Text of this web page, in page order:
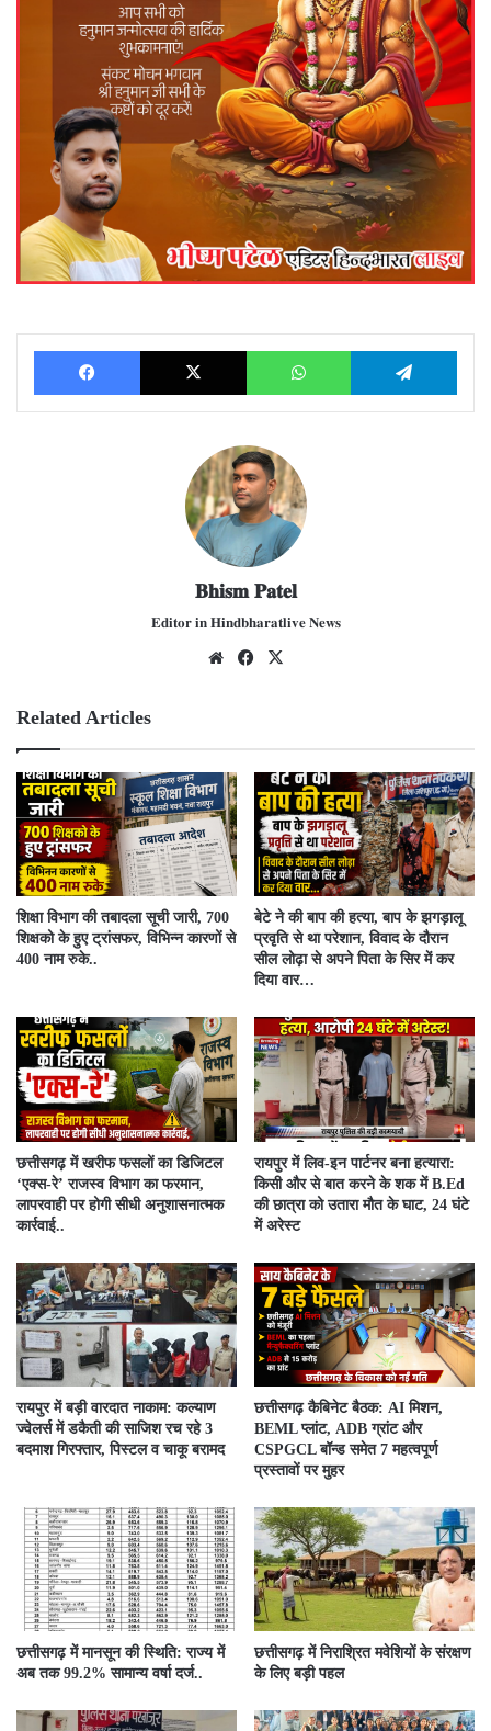
Facebook X WhatsApp
𝐁𝐡𝐢𝐬𝐦 𝐏𝐚𝐭𝐞𝐥
𝐄𝐝𝐢𝐭𝐨𝐫 𝐢𝐧 𝐇𝐢𝐧𝐝𝐛𝐡𝐚𝐫𝐚𝐭𝐥𝐢𝐯𝐞 𝐍𝐞𝐰𝐬
We
Fac
Related Articles
शिक्षा विभाग की तबादला सूची जारी, 700
शिक्षको के हुए ट्रांसफर, विभिन्न कारणों से
400 नाम रुके..
बेटे ने की बाप की हत्या, बाप के झगड़ालू
प्रवृति से था परेशान, विवाद के दौरान
सील लोढ़ा से अपने पिता के सिर में कर
दिया वार…
​छत्तीसगढ़ में खरीफ फसलों का डिजिटल
‘एक्स-रे’ राजस्व विभाग का फरमान,
लापरवाही पर होगी सीधी अनुशासनात्मक
कार्रवाई..
रायपुर में लिव-इन पार्टनर बना हत्यारा:
किसी और से बात करने के शक में B.Ed
की छात्रा को उतारा मौत के घाट, 24 घंटे
में अरेस्ट
रायपुर में बड़ी वारदात नाकाम: कल्याण
ज्वेलर्स में डकैती की साजिश रच रहे 3
बदमाश गिरफ्तार, पिस्टल व चाकू बरामद
छत्तीसगढ़ कैबिनेट बैठक: AI मिशन,
BEML प्लांट, ADB ग्रांट और
CSPGCL बॉन्ड समेत 7 महत्वपूर्ण
प्रस्तावों पर मुहर
छत्तीसगढ़ में मानसून की स्थिति: राज्य में
अब तक 99.2% सामान्य वर्षा दर्ज..
छत्तीसगढ़ में निराश्रित मवेशियों के संरक्षण
के लिए बड़ी पहल